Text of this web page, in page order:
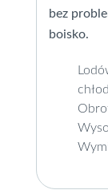
bez
boisko.